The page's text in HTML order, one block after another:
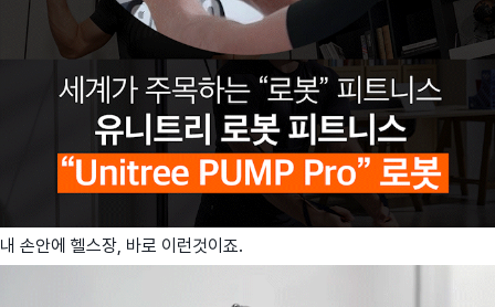
내 손안에 헬스장, 바로 이런것이죠.